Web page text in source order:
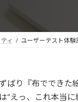
ィ ユーザーテスト体
ばり『布でできた
“えっ、これ本当に